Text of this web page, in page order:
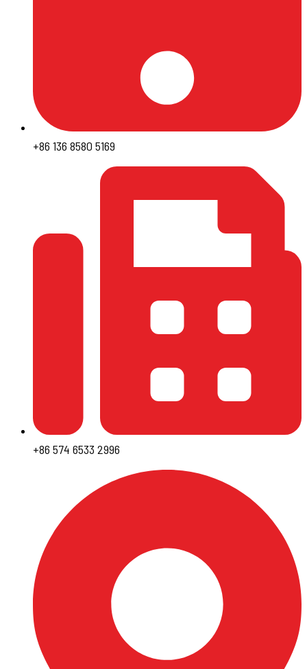
+86 136 8580 5169
+86 574 6533 2996